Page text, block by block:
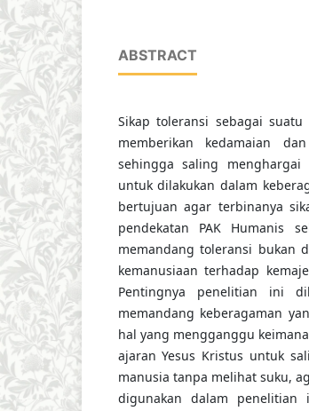
ABSTRACT
Sikap toleransi sebagai
memberikan kedamaian
sehingga saling
untuk dilakukan dalam
bertujuan agar terbinanya
pendekatan PAK Humanis
memandang toleransi bukan
kemanusiaan terhadap
Pentingnya penelitian ini
memandang keberagaman
hal yang mengganggu
ajaran Yesus Kristus untuk
manusia tanpa melihat suku,
digunakan dalam